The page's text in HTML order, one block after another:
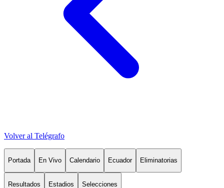
Volver al Telégrafo
Portada En Vivo Calendario Ecuador Eliminatorias
Resultados Estadios Selecciones